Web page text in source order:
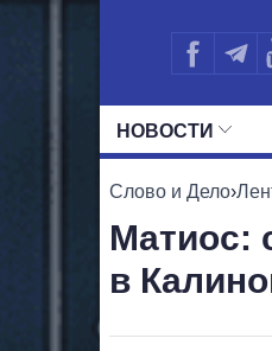
НОВОСТИ
Слово и Дело›
Матиос:
в